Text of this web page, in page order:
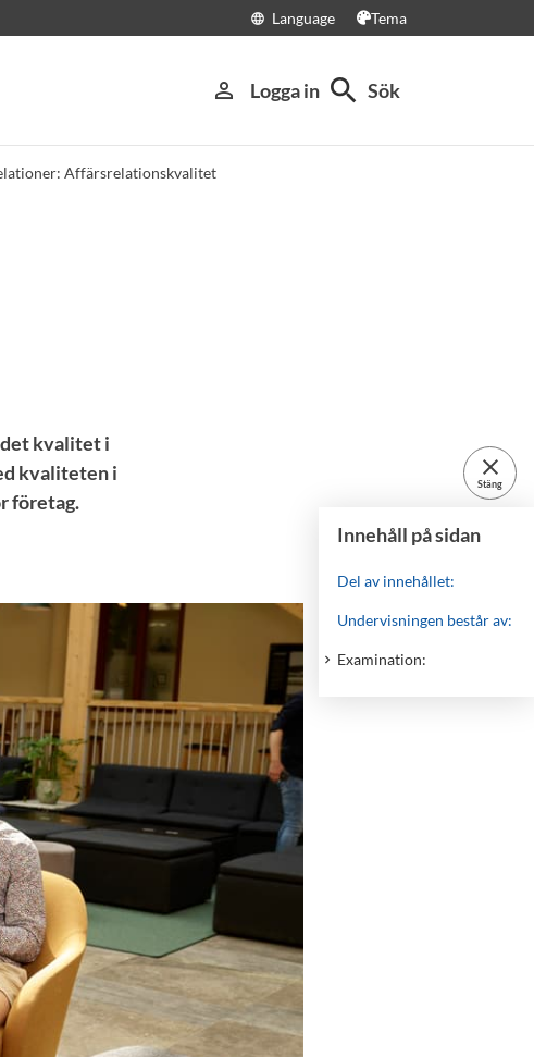
language Language Tema
person_outline Logga in search Sök
Affärsrelationskvalitet
close
Stäng
Innehåll på sidan
Del av innehållet:
Undervisningen består av:
Examination:
kvalitet i
kvaliteten i
företag.